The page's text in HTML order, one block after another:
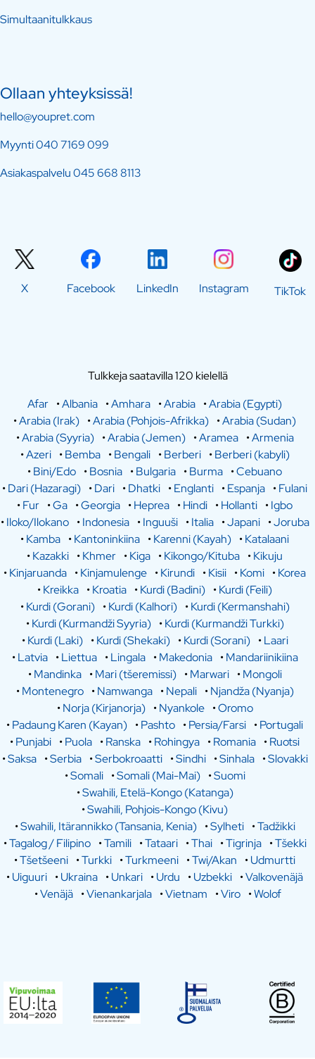
Simultaanitulkkaus
Ollaan yhteyksissä!
hello@youpret.com
Myynti040 7169 099
Asiakaspalvelu045 668 8113
X Facebook LinkedIn Instagram TikTok
Tulkkeja saatavilla 120 kielellä
Afar •Albania •Amhara •Arabia •Arabia (Egypti)
•Arabia (Irak) •Arabia (Pohjois-Afrikka) •Arabia (Sudan)
•Arabia (Syyria) •Arabia (Jemen) •Aramea •Armenia
•Azeri •Bemba •Bengali •Berberi •Berberi (kabyli)
•Bini/Edo •Bosnia •Bulgaria •Burma •Cebuano
•Dari (Hazaragi) •Dari •Dhatki •Englanti •Espanja •Fulani
•Fur •Ga •Georgia •Heprea •Hindi •Hollanti •Igbo
•Iloko/Ilokano •Indonesia •Inguuši •Italia •Japani •Joruba
•Kamba •Kantoninkiina •Karenni (Kayah) •Katalaani
•Kazakki •Khmer •Kiga •Kikongo/Kituba •Kikuju
•Kinjaruanda •Kinjamulenge •Kirundi •Kisii •Komi •Korea
•Kreikka •Kroatia •Kurdi (Badini) •Kurdi (Feili)
•Kurdi (Gorani) •Kurdi (Kalhori) •Kurdi (Kermanshahi)
•Kurdi (Kurmandži Syyria) •Kurdi (Kurmandži Turkki)
•Kurdi (Laki) •Kurdi (Shekaki) •Kurdi (Sorani) •Laari
•Latvia •Liettua •Lingala •Makedonia •Mandariinikiina
•Mandinka •Mari (tšeremissi) •Marwari •Mongoli
•Montenegro •Namwanga •Nepali •Njandža (Nyanja)
•Norja (Kirjanorja) •Nyankole •Oromo
•Padaung Karen (Kayan) •Pashto •Persia/Farsi •Portugali
•Punjabi •Puola •Ranska •Rohingya •Romania •Ruotsi
•Saksa •Serbia •Serbokroaatti •Sindhi •Sinhala •Slovakki
•Somali •Somali (Mai-Mai) •Suomi
•Swahili, Etelä-Kongo (Katanga)
•Swahili, Pohjois-Kongo (Kivu)
•Swahili, Itärannikko (Tansania, Kenia) •Sylheti •Tadžikki
•Tagalog / Filipino •Tamili •Tataari •Thai •Tigrinja •Tšekki
•Tšetšeeni •Turkki •Turkmeeni •Twi/Akan •Udmurtti
•Uiguuri •Ukraina •Unkari •Urdu •Uzbekki •Valkovenäjä
•Venäjä •Vienankarjala •Vietnam •Viro •Wolof